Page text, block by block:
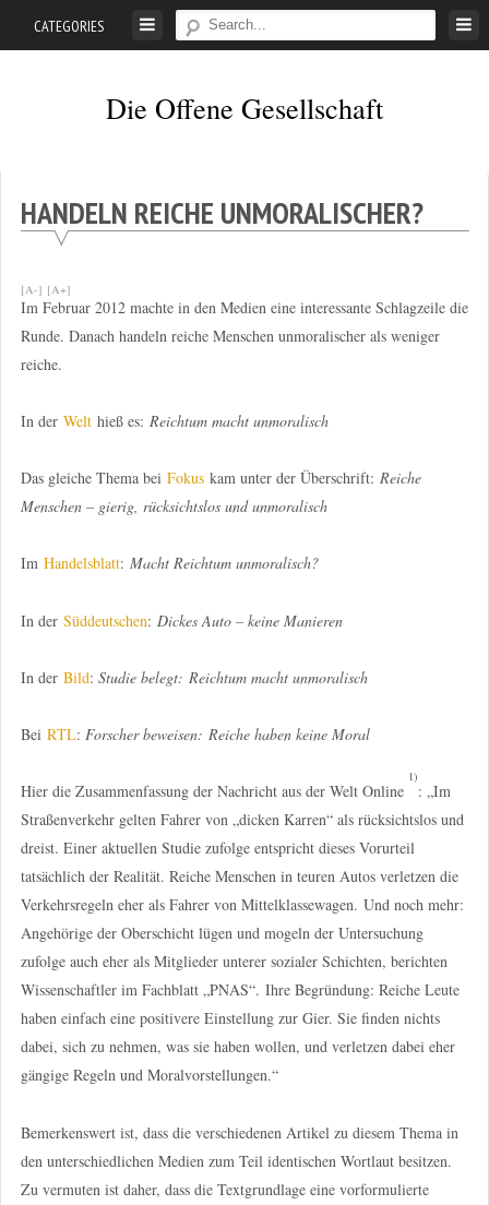
CATEGORIES
Die Offene Gesellschaft
HANDELN REICHE UNMORALISCHER?
[A-] [A+]
Im Februar 2012 machte in den Medien eine interessante Schlagzeile die
Runde. Danach handeln reiche Menschen unmoralischer als weniger
reiche.
In der Welthieß es: Reichtum macht unmoralisch
Das gleiche Thema bei Fokuskam unter der Überschrift: Reiche
Menschen – gierig, rücksichtslos und unmoralisch
Im Handelsblatt: Macht Reichtum unmoralisch?
In der Süddeutschen: Dickes Auto – keine Manieren
In der Bild: Studie belegt: Reichtum macht unmoralisch
Bei RTL: Forscher beweisen: Reiche haben keine Moral
Hier die Zusammenfassung der Nachricht aus der Welt Online
1)
: „Im
Straßenverkehr gelten Fahrer von „dicken Karren“ als rücksichtslos und
dreist. Einer aktuellen Studie zufolge entspricht dieses Vorurteil
tatsächlich der Realität. Reiche Menschen in teuren Autos verletzen die
Verkehrsregeln eher als Fahrer von Mittelklassewagen. Und noch mehr:
Angehörige der Oberschicht lügen und mogeln der Untersuchung
zufolge auch eher als Mitglieder unterer sozialer Schichten, berichten
Wissenschaftler im Fachblatt „PNAS“. Ihre Begründung: Reiche Leute
haben einfach eine positivere Einstellung zur Gier. Sie finden nichts
dabei, sich zu nehmen, was sie haben wollen, und verletzen dabei eher
gängige Regeln und Moralvorstellungen.“
Bemerkenswert ist, dass die verschiedenen Artikel zu diesem Thema in
den unterschiedlichen Medien zum Teil identischen Wortlaut besitzen.
Zu vermuten ist daher, dass die Textgrundlage eine vorformulierte